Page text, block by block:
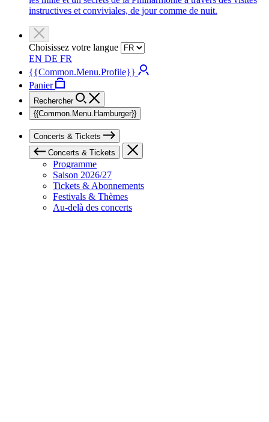
instructives et conviviales, de jour comme de nuit.
Choisissez votre langue
EN DE FR
{{Common.Menu.Profile}}
Panier
Rechercher
{{Common.Menu.Hamburger}}
Concerts & Tickets
Concerts & Tickets
Programme
Saison 2026/27
Tickets & Abonnements
Festivals & Thèmes
Au-delà des concerts